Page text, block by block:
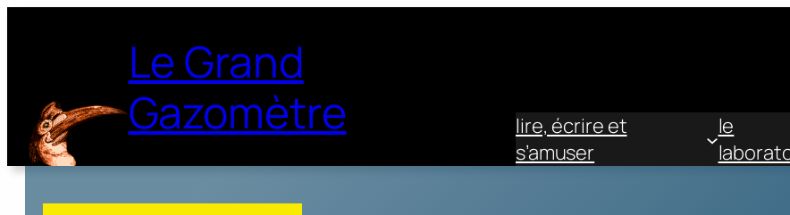
Le Grand
Gazomètre
lire, écrire et
s’amuser
le